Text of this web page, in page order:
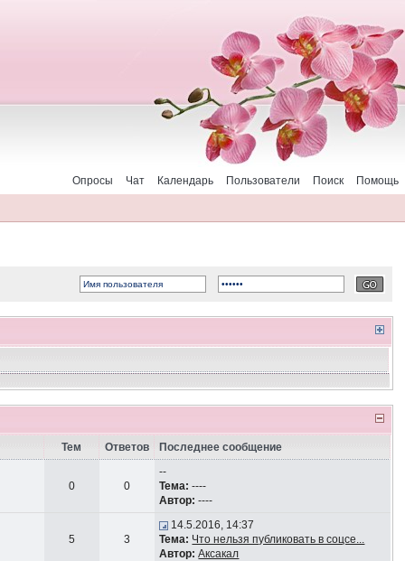
Помощь
Поиск
Пользователи
Календарь
Чат
Опросы
Тем Ответов Последнее сообщение
0 0
--
Тема: ----
Автор: ----
5 3
14.5.2016, 14:37
Тема: Что нельзя публиковать в соцсе...
Автор: Аксакал